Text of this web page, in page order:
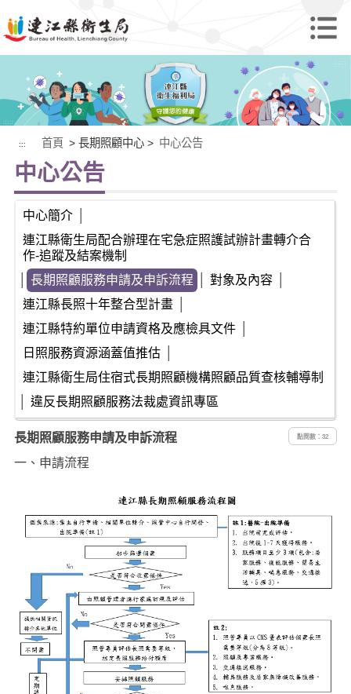
::: 首頁 > 長期照顧中心 > 中心公告
中心公告
中心簡介
連江縣衛生局配合辦理在宅急症照護試辦計畫轉介合
作-追蹤及結案機制
長期照顧服務申請及申訴流程 對象及內容
連江縣長照十年整合型計畫
連江縣特約單位申請資格及應檢具文件
日照服務資源涵蓋值推估
連江縣衛生局住宿式長期照顧機構照顧品質查核輔導制
違反長期照顧服務法裁處資訊專區
長期照顧服務申請及申訴流程 點閱數：32
一、申請流程